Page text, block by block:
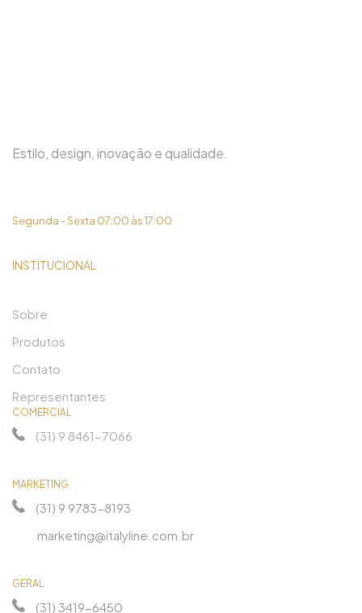
Estilo, design, inovação e qualidade.
Segunda - Sexta 07:00 às 17:00
INSTITUCIONAL
Sobre
Produtos
Contato
Representantes
COMERCIAL
(31) 9 8461-7066
MARKETING
(31) 9 9783-8193
marketing@italyline.com.br
GERAL
(31) 3419-6450